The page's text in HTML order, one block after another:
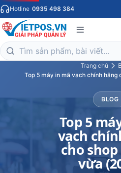
Hotline 0935 498 384
Trang chủ
Top 5 máy in mã vạch chính
BLOG
Top 5
vạch
cho
vừa